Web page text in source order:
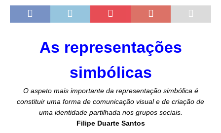
As representações
simbólicas
O aspeto mais importante da representação simbólica é
constituir uma forma de comunicação visual e de criação de
uma identidade partilhada nos grupos sociais.
Filipe Duarte Santos